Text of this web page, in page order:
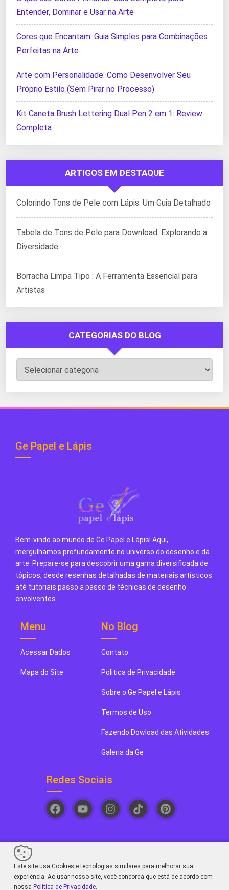
Entender, Dominar e Usar na Arte
Cores que Encantam: Guia Simples para Combinações
Perfeitas na Arte
Arte com Personalidade: Como Desenvolver Seu
Próprio Estilo (Sem Pirar no Processo)
Kit Caneta Brush Lettering Dual Pen 2 em 1: Review
Completa
ARTIGOS EM DESTAQUE
Colorindo Tons de Pele com Lápis: Um Guia Detalhado
Tabela de Tons de Pele para Download: Explorando a
Diversidade.
Borracha Limpa Tipo : A Ferramenta Essencial para
Artistas
CATEGORIAS DO BLOG
Categorias
do
Blog
Ge Papel e Lápis
Bem-vindo ao mundo de Ge Papel e Lápis! Aqui,
mergulhamos profundamente no universo do desenho e da
arte. Prepare-se para descobrir uma gama diversificada de
tópicos, desde resenhas detalhadas de materiais artísticos
até tutoriais passo a passo de técnicas de desenho
envolventes.
Menu
Acessar Dados
Mapa do Site
No Blog
Contato
Politica de Privacidade
Sobre o Ge Papel e Lápis
Termos de Uso
Fazendo Dowload das Atividades
Galeria da Ge
Redes Sociais
Este site usa Cookies e tecnologias similares para melhorar sua
experiência. Ao usar nosso site, você concorda que está de acordo com
nossa Política de Privacidade.
Sair da versão mobile